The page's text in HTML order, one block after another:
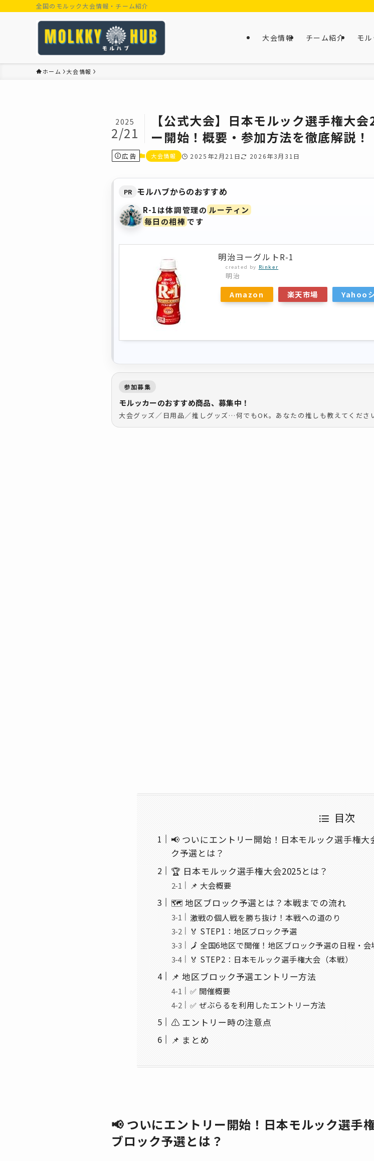
全国のモルック大会情報・チーム紹介
大会情報 チーム紹介 モ
ホーム 大会情報
【公式大会】日本モルック選手権大
ー開始！概要・参加方法を徹底解説！
2025
2/21
広告 大会情報 2025年2月21日 2026年3月31日
PR モルハブからのおすすめ
R-1は体調管理のルーティン
毎日の相棒 です
明治ヨーグルトR-1
created by Rinker
明治
Amazon 楽天市場 Yahoo
参加募集
モルッカーのおすすめ商品、募集中！
大会グッズ／日用品／推しグッズ…何でもOK。あなたの推しも教えてくださ
目次
📢 ついにエントリー開始！日本モルック選手権
ク予選とは？
🏆 日本モルック選手権大会2025とは？
📌 大会概要
🗺 地区ブロック予選とは？本戦までの流れ
激戦の個人戦を勝ち抜け！本戦への道のり
🏅 STEP1：地区ブロック予選
🗾 全国6地区で開催！地区ブロック予選の日程・会
🏅 STEP2：日本モルック選手権大会（本戦）
📌 地区ブロック予選エントリー方法
✅ 開催概要
✅ ぜぶらるを利用したエントリー方法
⚠️ エントリー時の注意点
📌 まとめ
📢 ついにエントリー開始！日本モルック選手
ブロック予選とは？